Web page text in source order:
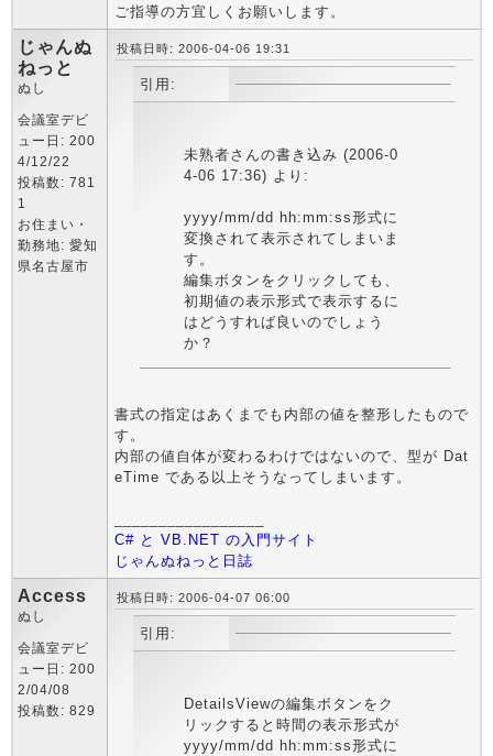
ご指導の方宜しくお願いします。
じゃんぬ
ねっと
ぬし
会議室デビ
ュー日: 200
4/12/22
投稿数: 781
1
お住まい・
勤務地: 愛知
県名古屋市
投稿日時: 2006-04-06 19:31
引用:
未熟者さんの書き込み (2006-0
4-06 17:36) より:
yyyy/mm/dd hh:mm:ss形式に
変換されて表示されてしまいま
す。
編集ボタンをクリックしても、
初期値の表示形式で表示するに
はどうすれば良いのでしょう
か？
書式の指定はあくまでも内部の値を整形したもので
す。
内部の値自体が変わるわけではないので、型が Dat
eTime である以上そうなってしまいます。
C# と VB.NET の入門サイト
じゃんぬねっと日誌
Access
ぬし
会議室デビ
ュー日: 200
2/04/08
投稿数: 829
投稿日時: 2006-04-07 06:00
引用:
DetailsViewの編集ボタンをク
リックすると時間の表示形式が
yyyy/mm/dd hh:mm:ss形式に